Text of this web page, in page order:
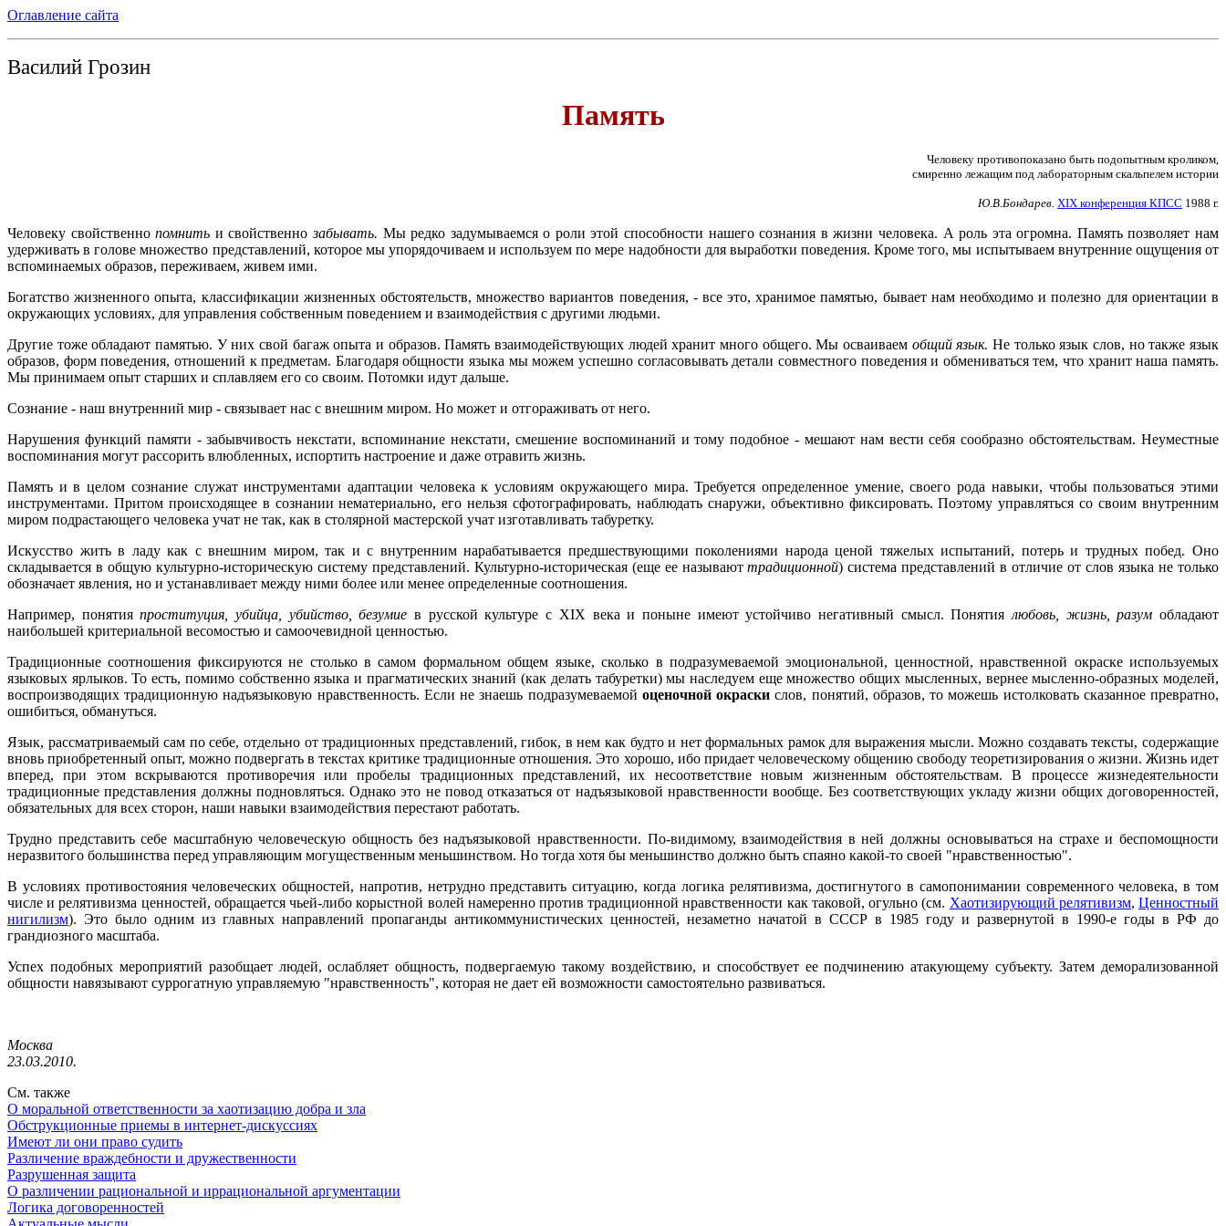
Оглавление сайта
Василий Грозин
Память
Человеку противопоказано быть подопытным кроликом,
смиренно лежащим под лабораторным скальпелем истории
Ю.В.Бондарев. XIX конференция КПСС 1988 г.
Человеку свойственнопомнить и свойственнозабывать. Мы редко задумываемся о роли этой способности нашего сознания в жизни человека. А роль эта огромна. Память позволяет нам
удерживать в голове множество представлений, которое мы упорядочиваем и используем по мере надобности для выработки поведения. Кроме того, мы испытываем внутренние ощущения от
вспоминаемых образов, переживаем, живем ими.
Богатство жизненного опыта, классификации жизненных обстоятельств, множество вариантов поведения, - все это, хранимое памятью, бывает нам необходимо и полезно для ориентации в
окружающих условиях, для управления собственным поведением и взаимодействия с другими людьми.
Другие тоже обладают памятью. У них свой багаж опыта и образов. Память взаимодействующих людей хранит много общего. Мы осваиваем общий язык. Не только язык слов, но также язык
образов, форм поведения, отношений к предметам. Благодаря общности языка мы можем успешно согласовывать детали совместного поведения и обмениваться тем, что хранит наша память.
Мы принимаем опыт старших и сплавляем его со своим. Потомки идут дальше.
Сознание - наш внутренний мир - связывает нас с внешним миром. Но может и отгораживать от него.
Нарушения функций памяти - забывчивость некстати, вспоминание некстати, смешение воспоминаний и тому подобное - мешают нам вести себя сообразно обстоятельствам. Неуместные
воспоминания могут рассорить влюбленных, испортить настроение и даже отравить жизнь.
Память и в целом сознание служат инструментами адаптации человека к условиям окружающего мира. Требуется определенное умение, своего рода навыки, чтобы пользоваться этими
инструментами. Притом происходящее в сознании нематериально, его нельзя сфотографировать, наблюдать снаружи, объективно фиксировать. Поэтому управляться со своим внутренним
миром подрастающего человека учат не так, как в столярной мастерской учат изготавливать табуретку.
Искусство жить в ладу как с внешним миром, так и с внутренним нарабатывается предшествующими поколениями народа ценой тяжелых испытаний, потерь и трудных побед. Оно
складывается в общую культурно-историческую систему представлений. Культурно-историческая (еще ее называюттрадиционной) система представлений в отличие от слов языка не только
обозначает явления, но и устанавливает между ними более или менее определенные соотношения.
Например, понятияпроституция, убийца, убийство, безумие в русской культуре с XIX века и поныне имеют устойчиво негативный смысл. Понятия любовь, жизнь, разум обладают
наибольшей критериальной весомостью и самоочевидной ценностью.
Традиционные соотношения фиксируются не столько в самом формальном общем языке, сколько в подразумеваемой эмоциональной, ценностной, нравственной окраске используемых
языковых ярлыков. То есть, помимо собственно языка и прагматических знаний (как делать табуретки) мы наследуем еще множество общих мысленных, вернее мысленно-образных моделей,
воспроизводящих традиционную надъязыковую нравственность. Если не знаешь подразумеваемой оценочной окраски слов, понятий, образов, то можешь истолковать сказанное превратно,
ошибиться, обмануться.
Язык, рассматриваемый сам по себе, отдельно от традиционных представлений, гибок, в нем как будто и нет формальных рамок для выражения мысли. Можно создавать тексты, содержащие
вновь приобретенный опыт, можно подвергать в текстах критике традиционные отношения. Это хорошо, ибо придает человеческому общению свободу теоретизирования о жизни. Жизнь идет
вперед, при этом вскрываются противоречия или пробелы традиционных представлений, их несоответствие новым жизненным обстоятельствам. В процессе жизнедеятельности
традиционные представления должны подновляться. Однако это не повод отказаться от надъязыковой нравственности вообще. Без соответствующих укладу жизни общих договоренностей,
обязательных для всех сторон, наши навыки взаимодействия перестают работать.
Трудно представить себе масштабную человеческую общность без надъязыковой нравственности. По-видимому, взаимодействия в ней должны основываться на страхе и беспомощности
неразвитого большинства перед управляющим могущественным меньшинством. Но тогда хотя бы меньшинство должно быть спаяно какой-то своей "нравственностью".
В условиях противостояния человеческих общностей, напротив, нетрудно представить ситуацию, когда логика релятивизма, достигнутого в самопонимании современного человека, в том
числе и релятивизма ценностей, обращается чьей-либо корыстной волей намеренно против традиционной нравственности как таковой, огульно (см. Хаотизирующий релятивизм,Ценностный
нигилизм). Это было одним из главных направлений пропаганды антикоммунистических ценностей, незаметно начатой в СССР в 1985 году и развернутой в 1990-е годы в РФ до
грандиозного масштаба.
Успех подобных мероприятий разобщает людей, ослабляет общность, подвергаемую такому воздействию, и способствует ее подчинению атакующему субъекту. Затем деморализованной
общности навязывают суррогатную управляемую "нравственность", которая не дает ей возможности самостоятельно развиваться.
Москва
23.03.2010.
См. также
О моральной ответственности за хаотизацию добра и зла
Обструкционные приемы в интернет-дискуссиях
Имеют ли они право судить
Различение враждебности и дружественности
Разрушенная защита
О различении рациональной и иррациональной аргументации
Логика договоренностей